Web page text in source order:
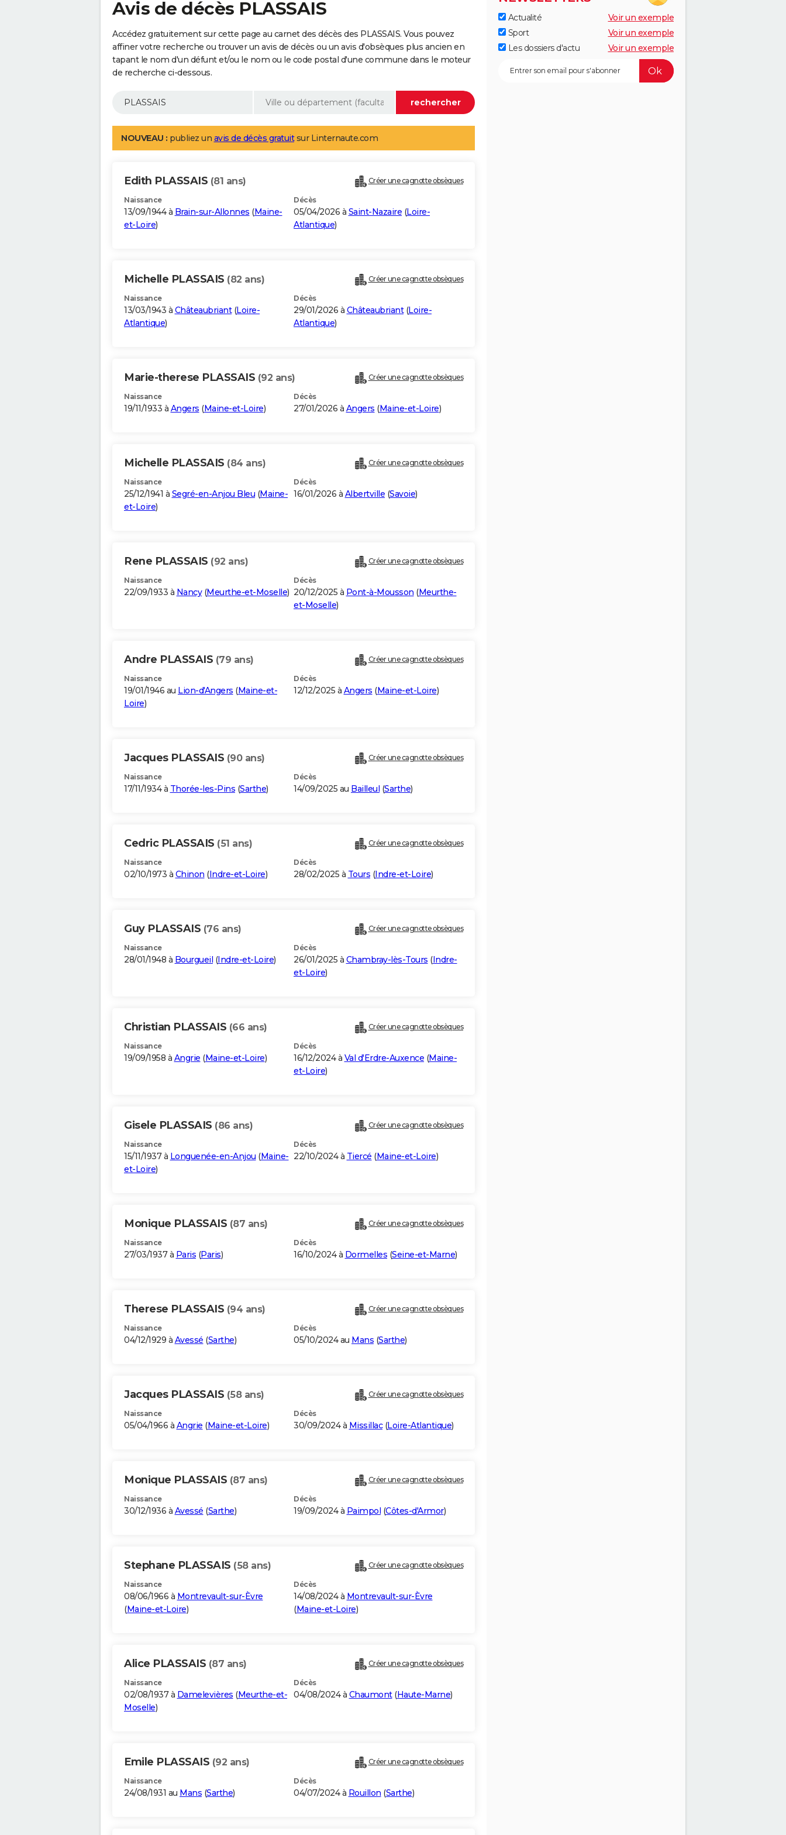
Avis de décès PLASSAIS
Accédez gratuitement sur cette page au carnet des décès des PLASSAIS. Vous pouvez
affiner votre recherche ou trouver un avis de décès ou un avis d'obsèques plus ancien en
tapant le nom d'un défunt et/ou le nom ou le code postal d'une commune dans le moteur
de recherche ci-dessous.
NOUVEAU : publiez un avis de décès gratuitsur Linternaute.com
Edith PLASSAIS (81 ans) Créer une cagnotte obsèques
Naissance
13/09/1944 à Brain-sur-Allonnes (Maine-
et-Loire)
Décès
05/04/2026 à Saint-Nazaire (Loire-
Atlantique)
Michelle PLASSAIS (82 ans) Créer une cagnotte obsèques
Naissance
13/03/1943 à Châteaubriant(Loire-
Atlantique)
Décès
29/01/2026 à Châteaubriant(Loire-
Atlantique)
Marie-therese PLASSAIS (92 ans) Créer une cagnotte obsèques
Naissance
19/11/1933 à Angers (Maine-et-Loire)
Décès
27/01/2026 à Angers (Maine-et-Loire)
Michelle PLASSAIS (84 ans) Créer une cagnotte obsèques
Naissance
25/12/1941 à Segré-en-Anjou Bleu (Maine-
et-Loire)
Décès
16/01/2026 à Albertville (Savoie)
Rene PLASSAIS (92 ans) Créer une cagnotte obsèques
Naissance
22/09/1933 à Nancy(Meurthe-et-Moselle)
Décès
20/12/2025 à Pont-à-Mousson (Meurthe-
et-Moselle)
Andre PLASSAIS (79 ans) Créer une cagnotte obsèques
Naissance
19/01/1946 au Lion-d'Angers (Maine-et-
Loire)
Décès
12/12/2025 à Angers (Maine-et-Loire)
Jacques PLASSAIS (90 ans) Créer une cagnotte obsèques
Naissance
17/11/1934 à Thorée-les-Pins (Sarthe)
Décès
14/09/2025 au Bailleul (Sarthe)
Cedric PLASSAIS (51 ans) Créer une cagnotte obsèques
Naissance
02/10/1973 à Chinon (Indre-et-Loire)
Décès
28/02/2025 à Tours (Indre-et-Loire)
Guy PLASSAIS (76 ans) Créer une cagnotte obsèques
Naissance
28/01/1948 à Bourgueil (Indre-et-Loire)
Décès
26/01/2025 à Chambray-lès-Tours (Indre-
et-Loire)
Christian PLASSAIS (66 ans) Créer une cagnotte obsèques
Naissance
19/09/1958 à Angrie (Maine-et-Loire)
Décès
16/12/2024 à Val d'Erdre-Auxence (Maine-
et-Loire)
Gisele PLASSAIS (86 ans) Créer une cagnotte obsèques
Naissance
15/11/1937 à Longuenée-en-Anjou (Maine-
et-Loire)
Décès
22/10/2024 à Tiercé (Maine-et-Loire)
Monique PLASSAIS (87 ans) Créer une cagnotte obsèques
Naissance
27/03/1937 à Paris (Paris)
Décès
16/10/2024 à Dormelles (Seine-et-Marne)
Therese PLASSAIS (94 ans) Créer une cagnotte obsèques
Naissance
04/12/1929 à Avessé (Sarthe)
Décès
05/10/2024 au Mans (Sarthe)
Jacques PLASSAIS (58 ans) Créer une cagnotte obsèques
Naissance
05/04/1966 à Angrie (Maine-et-Loire)
Décès
30/09/2024 à Missillac(Loire-Atlantique)
Monique PLASSAIS (87 ans) Créer une cagnotte obsèques
Naissance
30/12/1936 à Avessé (Sarthe)
Décès
19/09/2024 à Paimpol (Côtes-d'Armor)
Stephane PLASSAIS (58 ans) Créer une cagnotte obsèques
Naissance
08/06/1966 à Montrevault-sur-Èvre
(Maine-et-Loire)
Décès
14/08/2024 à Montrevault-sur-Èvre
(Maine-et-Loire)
Alice PLASSAIS (87 ans) Créer une cagnotte obsèques
Naissance
02/08/1937 à Damelevières (Meurthe-et-
Moselle)
Décès
04/08/2024 à Chaumont(Haute-Marne)
Emile PLASSAIS (92 ans) Créer une cagnotte obsèques
Naissance
24/08/1931 au Mans (Sarthe)
Décès
04/07/2024 à Rouillon (Sarthe)
Actualité
Voir un exemple
Sport
Voir un exemple
Les dossiers d'actu
Voir un exemple